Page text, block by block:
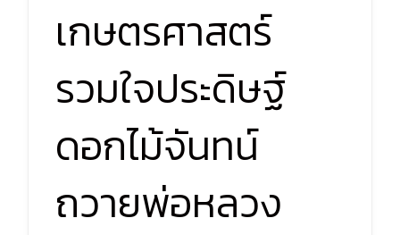
เกษตรศาสตร์
รวมใจประดิษฐ์
ดอกไม้จันทน์
ถวายพ่อหลวง